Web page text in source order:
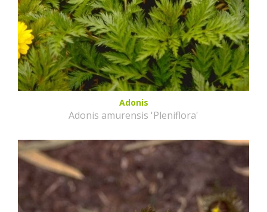
Adonis
Adonis amurensis 'Pleniflora'